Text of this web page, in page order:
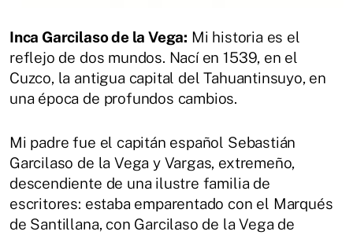
Inca Garcilaso de la Vega: Mi historia es el
reflejo de dos mundos. Nací en 1539, en el
Cuzco, la antigua capital del Tahuantinsuyo, en
una época de profundos cambios.
Mi padre fue el capitán español Sebastián
Garcilaso de la Vega y Vargas, extremeño,
descendiente de una ilustre familia de
escritores: estaba emparentado con el Marqués
de Santillana, con Garcilaso de la Vega de